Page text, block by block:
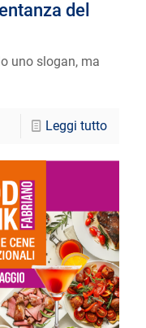
del
uno slogan, ma
Leggi tutto